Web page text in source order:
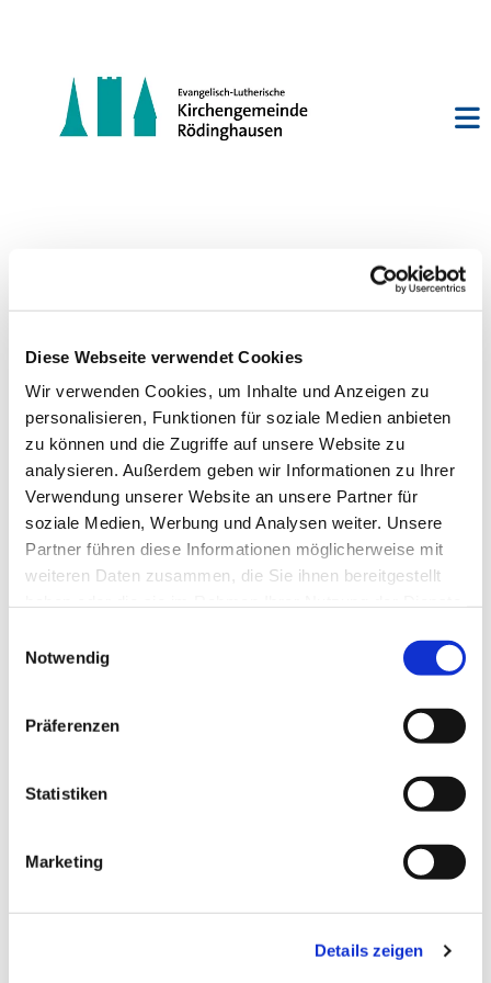
Diese Webseite verwendet Cookies
Wir verwenden Cookies, um Inhalte und Anzeigen zu
personalisieren, Funktionen für soziale Medien anbieten
zu können und die Zugriffe auf unsere Website zu
analysieren. Außerdem geben wir Informationen zu Ihrer
Verwendung unserer Website an unsere Partner für
soziale Medien, Werbung und Analysen weiter. Unsere
Partner führen diese Informationen möglicherweise mit
weiteren Daten zusammen, die Sie ihnen bereitgestellt
Notwendig
Präferenzen
Statistiken
Marketing
Details zeigen
Bieren/Rödinghausen
Freitag, 5. November 2027, 20:00 -